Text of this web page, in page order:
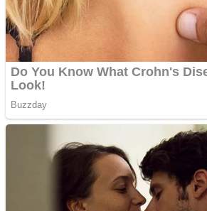
Împrumut si investitii